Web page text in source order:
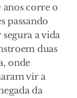
anos corre o
passando
segura a vida
duas
onde
vir a
da